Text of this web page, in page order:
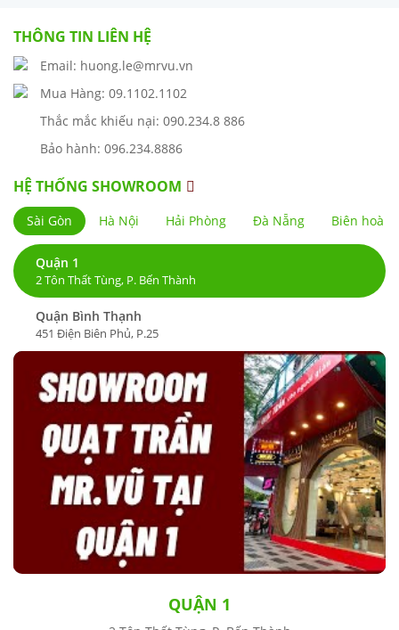
THÔNG TIN LIÊN HỆ
Email: huong.le@mrvu.vn
Mua Hàng: 09.1102.1102
Thắc mắc khiếu nại: 090.234.8 886
Bảo hành: 096.234.8886
HỆ THỐNG SHOWROOM
Sài Gòn Hà Nội Hải Phòng Đà Nẵng Biên hoà
Quận 1
2 Tôn Thất Tùng, P. Bến Thành
Quận Bình Thạnh
451 Điện Biên Phủ, P.25
QUẬN 1